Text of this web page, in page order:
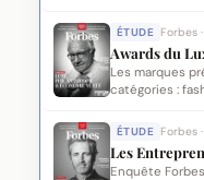
ÉTUDE Forbes
Awards du
Les marques
catégories :
ÉTUDE Forbes
Les
Enquête